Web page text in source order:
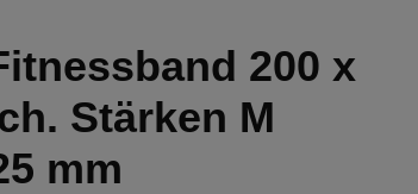
200 x
Stärken M
mm